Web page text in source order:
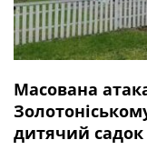
Масована
дитячий садок